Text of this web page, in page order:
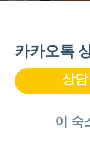
카카오톡
상
이 숙